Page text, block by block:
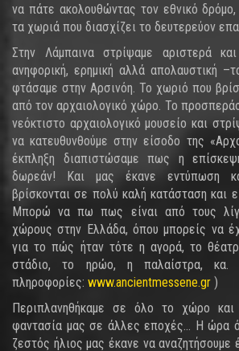
να πάτε ακολουθώντας τον εθνικό
τα χωριά που διασχίζει το δευτερεύον
Στην Λάμπαινα στρίψαμε αριστερά
ανηφορική, ερημική αλλά απολαυστική
φτάσαμε στην Αρσινόη. Το χωριό που
από τον αρχαιολογικό χώρο. Το
νεόκτιστο αρχαιολογικό μουσείο και
να κατευθυνθούμε στην είσοδο της
έκπληξη διαπιστώσαμε πως η
δωρεάν! Και μας έκανε εντύπωση
βρίσκονται σε πολύ καλή κατάσταση και
Μπορώ να πω πως είναι από τους
χώρους στην Ελλάδα, όπου μπορείς να
για το πώς ήταν τότε η αγορά, το
στάδιο, το ηρώο, η παλαίστρα, κα.
πληροφορίες: www.ancientmessene.gr )
Περιπλανηθήκαμε σε όλο το χώρο και
φαντασία μας σε άλλες εποχές… Η ώρα
ζεστός ήλιος μας έκανε να αναζητήσουμε